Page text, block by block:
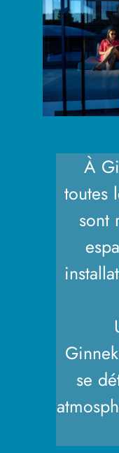
À
toutes
sont
se